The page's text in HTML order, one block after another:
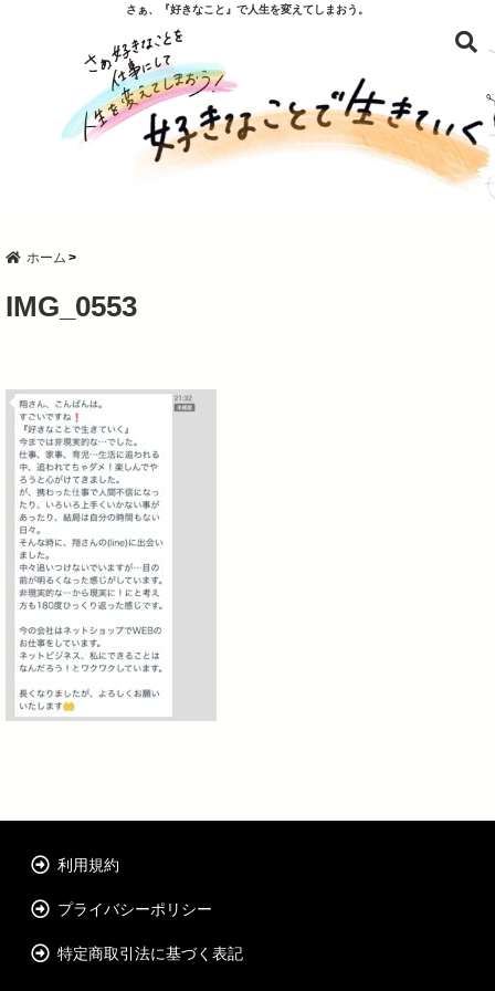
さぁ、『好きなこと』で人生を変えてしまおう。
ホーム
IMG_0553
利用規約
プライバシーポリシー
特定商取引法に基づく表記